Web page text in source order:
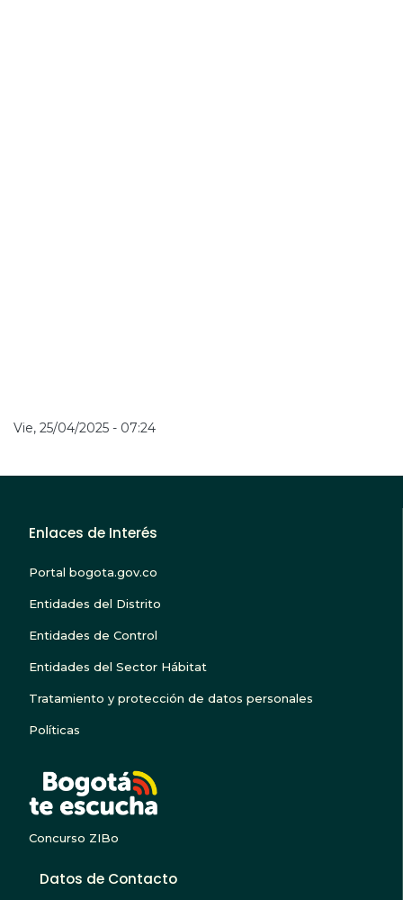
Vie, 25/04/2025 - 07:24
Enlaces de Interés
Portal bogota.gov.co
Entidades del Distrito
Entidades de Control
Entidades del Sector Hábitat
Tratamiento y protección de datos personales
Políticas
Concurso ZIBo
Datos de Contacto